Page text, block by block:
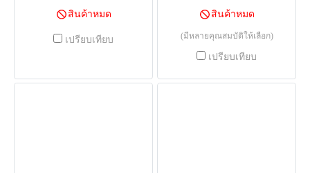
สินค้าหมด
เปรียบเทียบ
สินค้าหมด
(มีหลายคุณสมบัติให้เลือก)
เปรียบเทียบ